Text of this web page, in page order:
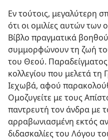
Εν τούτοις, μεγαλύτερη
ότι οι ομιλίες αυτών των
Βίβλο πραγματικά
συμμορφώνουν τη ζωή
του Θεού. Παραδείγματος
κολλεγίου που μελετά
Ιεχωβά, αφού
Ομοζυγείτε με τους
παντρευτή τον άνδρα με
αρραβωνιασμένη εκτός
διδασκαλίες του Λόγου